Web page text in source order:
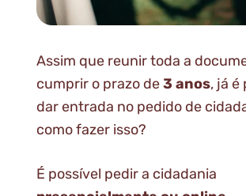
Assim que reunir toda a
cumprir o prazo de3 anos, já é
dar entrada no pedido de
como fazer isso?
É possível pedir a cidadania